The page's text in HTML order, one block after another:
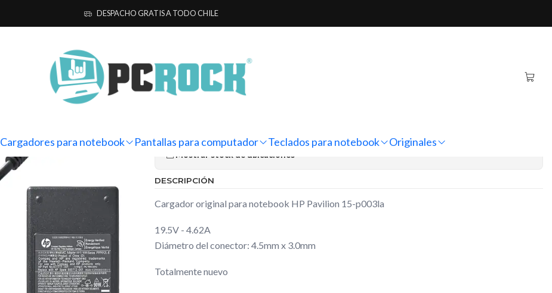
Cargadores para notebook Pantallas para computador Teclados para notebook Originales
DESPACHO GRATIS A TODO CHILE
Originales HP Cargador Original Notebook HP Pavilion 15-p003la
Cargador Original Notebook HP
Pavilion 15-p003la
Mostrar stock de ubicaciones
DESCRIPCIÓN
Cargador original para notebook HP Pavilion 15-p003la
19.5V - 4.62A
Diámetro del conector: 4.5mm x 3.0mm
Totalmente nuevo